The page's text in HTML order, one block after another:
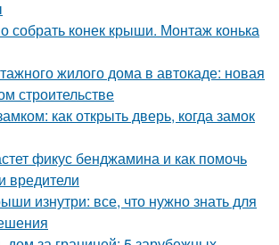
собрать конек крыши. Монтаж конька
жилого дома в автокаде: новая
строительстве
как открыть дверь, когда замок
фикус бенджамина и как помочь
вредители
изнутри: все, что нужно знать для